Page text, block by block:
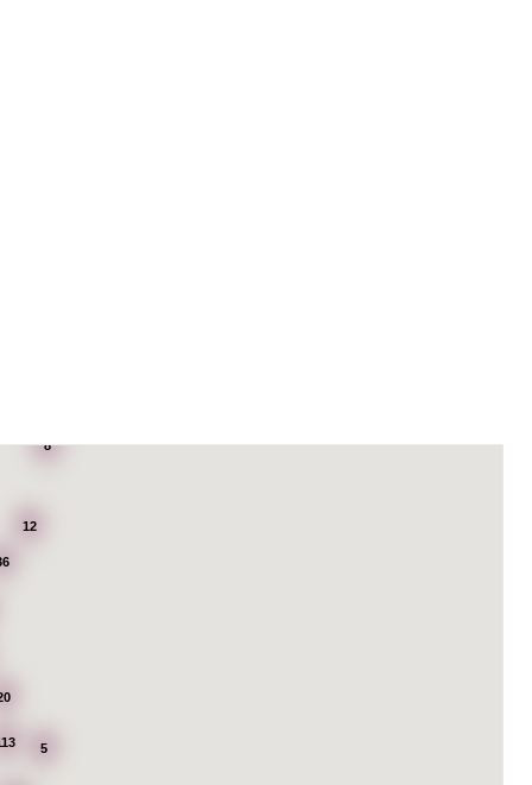
8
12
5